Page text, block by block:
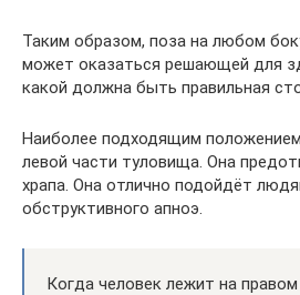
Таким образом, поза на любом
может оказаться решающей для
какой должна быть правильная
Наиболее подходящим
левой части туловища. Она
храпа. Она отлично подойдёт
обструктивного апноэ.
Когда человек лежит на